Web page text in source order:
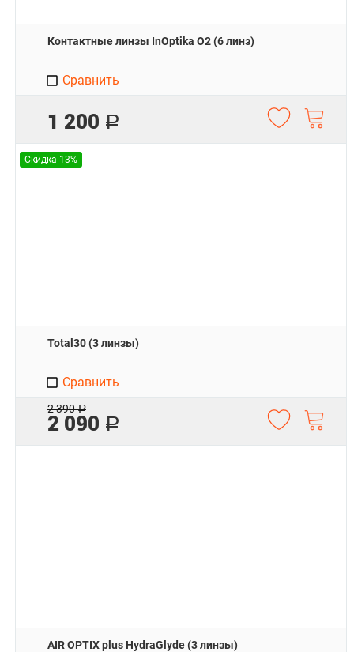
Контактные линзы InOptika O2 (6 линз)
1 200 Р
Сравнить
Скидка 13%
Total30 (3 линзы)
2 390 Р
2 090 Р
Сравнить
AIR OPTIX plus HydraGlyde (3 линзы)